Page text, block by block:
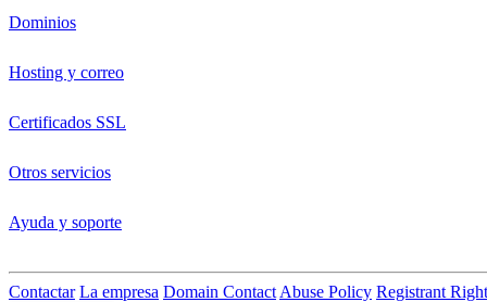
Dominios
Hosting y correo
Certificados SSL
Otros servicios
Ayuda y soporte
Contactar La empresa Domain Contact Abuse Policy Registrant